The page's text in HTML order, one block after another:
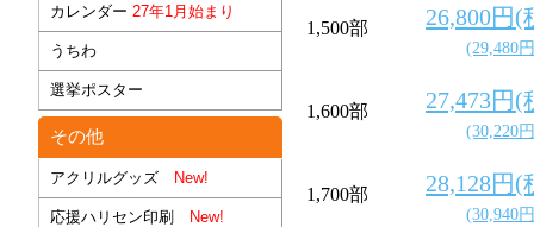
1,500部 26,800円(
(29,480
1,600部 27,473円(
(30,220
1,700部 28,128円(
(30,940
カレンダー 27年1月始まり
うちわ
選挙ポスター
その他
アクリルグッズ New!
応援ハリセン印刷 New!